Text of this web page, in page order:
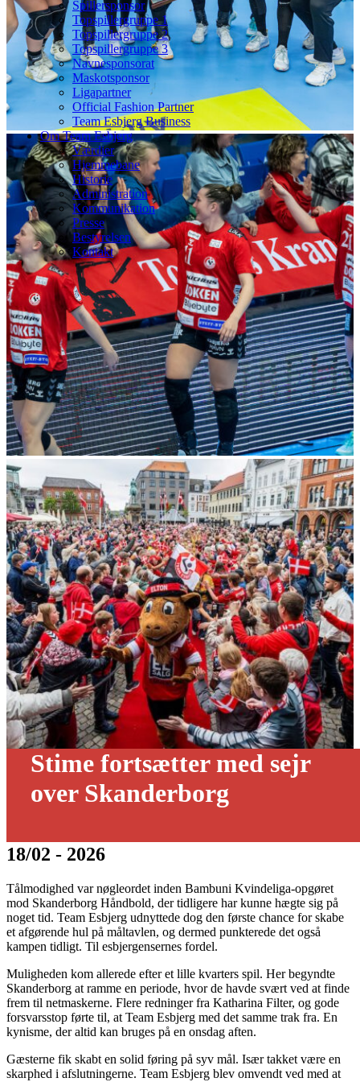
Spillersponsor
Topspillergruppe 1
Topspillergruppe 2
Topspillergruppe 3
Navnesponsorat
Maskotsponsor
Ligapartner
Official Fashion Partner
Team Esbjerg Business
Om Team Esbjerg
Værdier
Hjemmebane
Historie
Administration
Kommunikation
Presse
Bestyrelsen
Kontakt
Stime fortsætter med sejr
over Skanderborg
18/02 - 2026
Tålmodighed var nøgleordet inden Bambuni Kvindeliga-opgøret
mod Skanderborg Håndbold, der tidligere har kunne hægte sig på
noget tid. Team Esbjerg udnyttede dog den første chance for skabe
et afgørende hul på måltavlen, og dermed punkterede det også
kampen tidligt. Til esbjergensernes fordel.
Muligheden kom allerede efter et lille kvarters spil. Her begyndte
Skanderborg at ramme en periode, hvor de havde svært ved at finde
frem til netmaskerne. Flere redninger fra Katharina Filter, og gode
forsvarsstop førte til, at Team Esbjerg med det samme trak fra. En
kynisme, der altid kan bruges på en onsdag aften.
Gæsterne fik skabt en solid føring på syv mål. Især takket være en
skarphed i afslutningerne. Team Esbjerg blev omvendt ved med at